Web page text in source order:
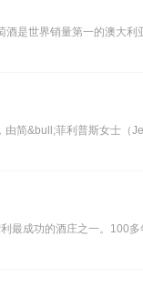
是世界销量第一的澳大
简&bull;菲利普斯女士（
最成功的酒庄之一。100